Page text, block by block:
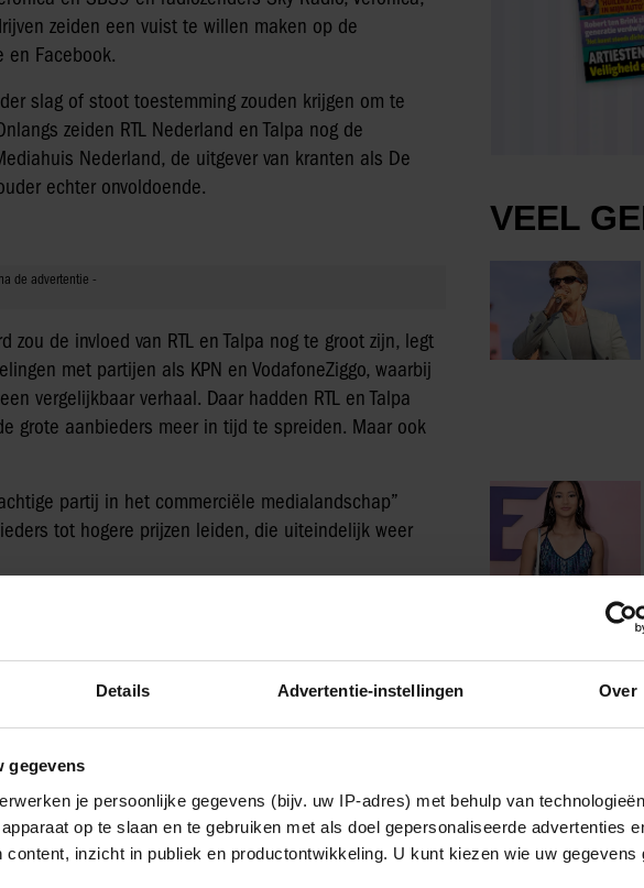
Details Advertentie-instellingen Over
gegevens
je persoonlijke gegevens (bijv. uw IP-adres) met behulp van
op te slaan en te gebruiken met als doel gepersonaliseerde advertenties
content, inzicht in publiek en productontwikkeling. U kunt kiezen wie uw gegevens
zeiden een vuist te willen maken op de
en Facebook.
slag of stoot toestemming zouden krijgen om te
zeiden RTL Nederland en Talpa nog de
Nederland, de uitgever van kranten als De
echter onvoldoende.
de invloed van RTL en Talpa nog te groot zijn, legt
met partijen als KPN en VodafoneZiggo, waarbij
vergelijkbaar verhaal. Daar hadden RTL en Talpa
grote aanbieders meer in tijd te spreiden. Maar ook
partij in het commerciële medialandschap”
tot hogere prijzen leiden, die uiteindelijk weer
hoe snel en ingrijpend het Nederlandse
RTL Group stelt dat RTL Nederland een belangrijk
met een sterke familie van zenders die geweldig
fusie was in mijn ogen het allerbeste antwoord
Volgens hem staat Talpa er zelfstandig wel sterk